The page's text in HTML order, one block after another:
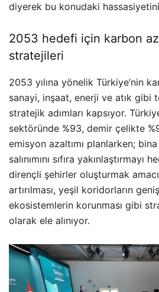
diyerek bu konudaki
2053 hedefi için karbon
stratejileri
2053 yılına yönelik Türkiye’nin
sanayi, inşaat, enerji ve atık gibi
stratejik adımları kapsıyor.
sektöründe %93, demir çelikte
emisyon azaltımı planlarken;
salınımını sıfıra yakınlaştırmayı
dirençli şehirler oluşturmak
artırılması, yeşil koridorların
ekosistemlerin korunması gibi
olarak ele alınıyor.